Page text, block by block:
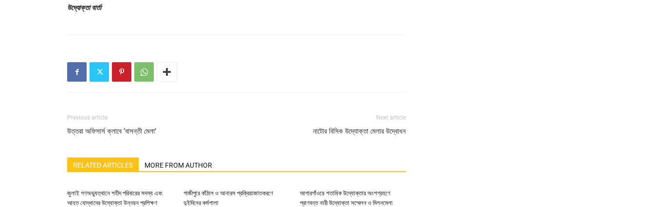
উদ্যোক্তা বার্তা
Previous article
উত্তরা অফিসার্স ক্লাবে ‘বাসন্তী মেলা’
Next article
নাটোর বিসিক উদ্যোক্তা মেলার উদ্বোধন
RELATED ARTICLES MORE FROM AUTHOR
জুলাই গণঅভ্যুত্থানে শহীদ পরিবারের সদস্য এবং
আহত যোদ্ধাদের উদ্যোক্তা উন্নয়ন প্রশিক্ষণ
গাজীপুরে কাঁঠাল ও আনারস প্রক্রিয়াজাতকরণে
দুইদিনের কর্মশালা
আগারগাঁওয়ে শতাধিক উদ্যোক্তার অংশগ্রহণে
প্রাণবন্ত নারী উদ্যোক্তা সম্মেলন ও মিলনমেলা